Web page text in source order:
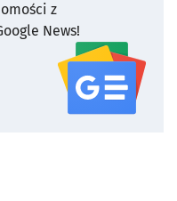
z
News!
serwisu